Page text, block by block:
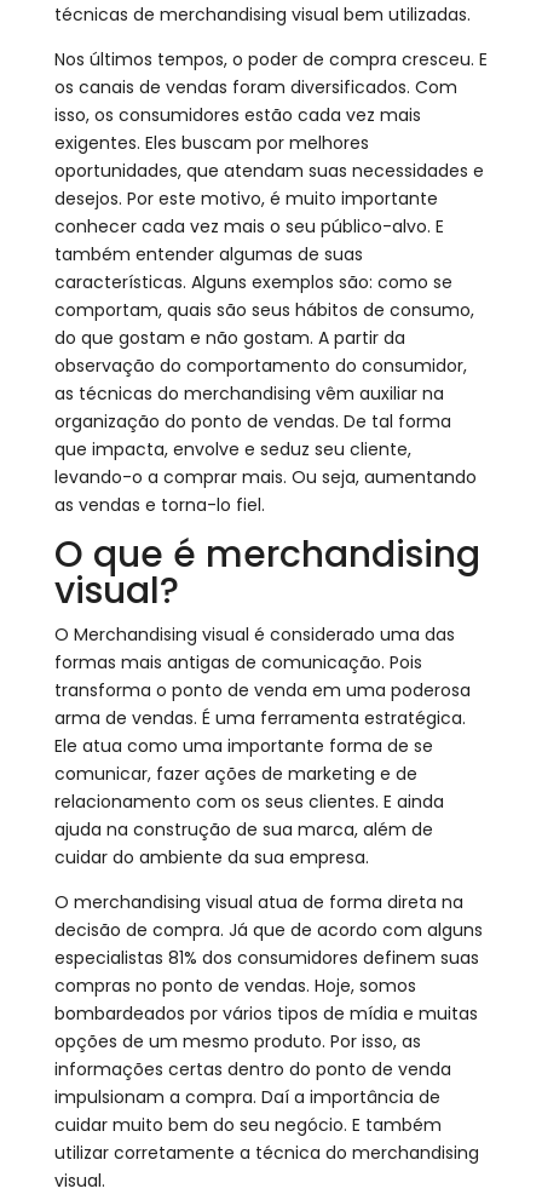
técnicas de merchandising visual bem utilizadas.
Nos últimos tempos, o poder de compra cresceu. E
os canais de vendas foram diversificados. Com
isso, os consumidores estão cada vez mais
exigentes. Eles buscam por melhores
oportunidades, que atendam suas necessidades e
desejos. Por este motivo, é muito importante
conhecer cada vez mais o seu público-alvo. E
também entender algumas de suas
características. Alguns exemplos são: como se
comportam, quais são seus hábitos de consumo,
do que gostam e não gostam. A partir da
observação do comportamento do consumidor,
as técnicas do merchandising vêm auxiliar na
organização do ponto de vendas. De tal forma
que impacta, envolve e seduz seu cliente,
levando-o a comprar mais. Ou seja, aumentando
as vendas e torna-lo fiel.
O que é merchandising
visual?
O Merchandising visual é considerado uma das
formas mais antigas de comunicação. Pois
transforma o ponto de venda em uma poderosa
arma de vendas. É uma ferramenta estratégica.
Ele atua como uma importante forma de se
comunicar, fazer ações de marketing e de
relacionamento com os seus clientes. E ainda
ajuda na construção de sua marca, além de
cuidar do ambiente da sua empresa.
O merchandising visual atua de forma direta na
decisão de compra. Já que de acordo com alguns
especialistas 81% dos consumidores definem suas
compras no ponto de vendas. Hoje, somos
bombardeados por vários tipos de mídia e muitas
opções de um mesmo produto. Por isso, as
informações certas dentro do ponto de venda
impulsionam a compra. Daí a importância de
cuidar muito bem do seu negócio. E também
utilizar corretamente a técnica do merchandising
visual.